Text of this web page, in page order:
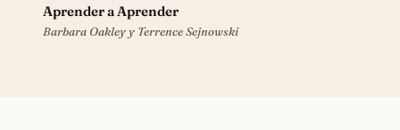
Aprender a Aprender
Barbara Oakley y Terrence Sejnowski